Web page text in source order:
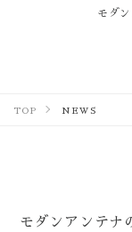
モダ
TOP NEWS
モダンアンテナ